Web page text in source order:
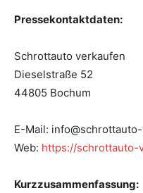
Pressekontaktdaten:
Schrottauto verkaufen
Dieselstraße 52
44805 Bochum
E-Mail:
Web: https://schrottauto-
Kurzzusammenfassung: